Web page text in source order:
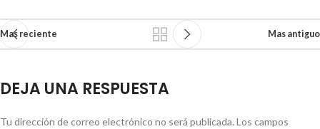
Mas reciente Mas antiguo
DEJA UNA RESPUESTA
Tu dirección de correo electrónico no será publicada. Los campos